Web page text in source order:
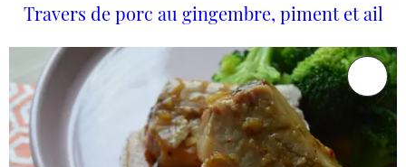
Travers de porc au gingembre, piment et ail